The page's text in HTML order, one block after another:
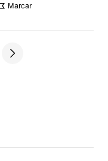
Marcar